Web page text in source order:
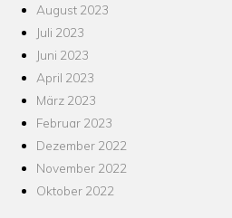
August 2023
Juli 2023
Juni 2023
April 2023
März 2023
Februar 2023
Dezember 2022
November 2022
Oktober 2022